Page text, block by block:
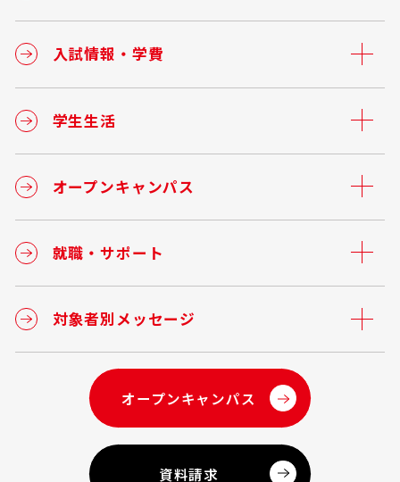
入試情報・学費
学生生活
オープンキャンパス
就職・サポート
対象者別メッセージ
オープンキャンパス
資料請求